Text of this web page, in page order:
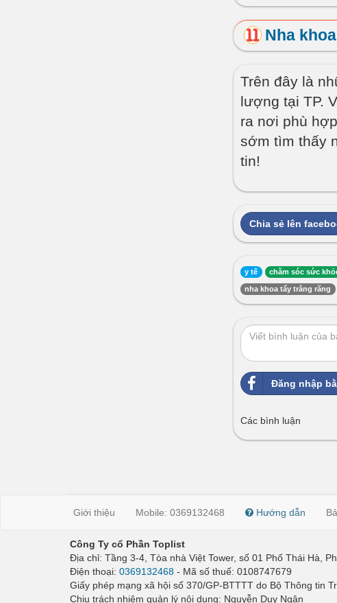
Nha
Trên đây là
lượng tại TP.
ra nơi phù
sớm tìm thấy
tin!
Chia sẻ lên
y tế chăm sóc sức
nha khoa tẩy trắng răng
Đăng nhập
Các bình luận
Giới thiệu Mobile: 0369132468 Hướng dẫn
Công Ty cổ Phần Toplist
Địa chỉ: Tầng 3-4, Tòa nhà Việt Tower, số 01 Phố Thái Hà,
Điện thoại: 0369132468 - Mã số thuế: 0108747679
Giấy phép mạng xã hội số 370/GP-BTTTT do Bộ Thông tin
Chịu trách nhiệm quản lý nội dung: Nguyễn Duy Ngân